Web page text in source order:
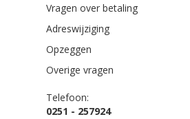
Vragen over betaling
Adreswijziging
Opzeggen
Overige vragen
Telefoon:
0251 - 257924